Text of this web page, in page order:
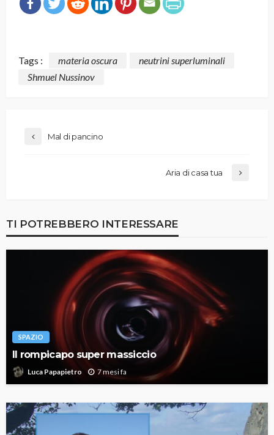
Tags : materia oscura
neutrini superluminali
Shmuel Nussinov
Mal di pancino
Aria di casa tua
TI POTREBBERO INTERESSARE
SPAZIO
Il rompicapo super massiccio
Luca Papapietro 7 mesi fa